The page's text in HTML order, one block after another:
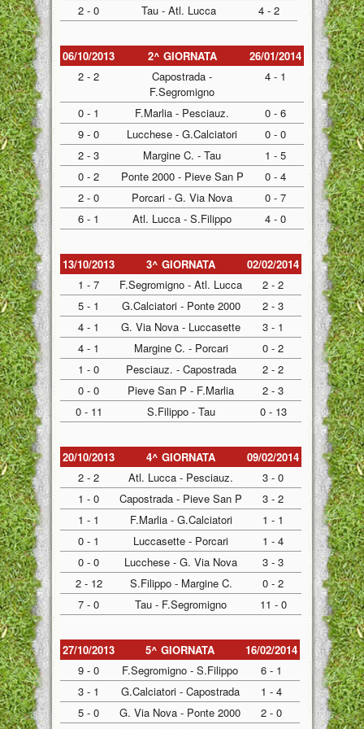
2 - 0
Tau - Atl. Lucca 4 - 2
06/10/2013 2^ GIORNATA
26/01/2014
2 - 2
Capostrada -
F.Segromigno
4 - 1
0 - 1 F.Marlia - Pesciauz.
0 - 6
9 - 0
Lucchese - G.Calciatori
0 - 0
2 - 3
Margine C. - Tau
1 - 5
0 - 2
Ponte 2000 - Pieve San P
0 - 4
2 - 0
Porcari - G. Via Nova
0 - 7
6 - 1
Atl. Lucca - S.Filippo 4 - 0
13/10/2013 3^ GIORNATA
02/02/2014
1 - 7
F.Segromigno - Atl. Lucca
2 - 2
5 - 1
G.Calciatori - Ponte 2000
2 - 3
4 - 1
G. Via Nova - Luccasette
3 - 1
4 - 1
Margine C. - Porcari
0 - 2
1 - 0
Pesciauz. - Capostrada
2 - 2
0 - 0
Pieve San P - F.Marlia
2 - 3
0 - 11
S.Filippo - Tau 0 - 13
20/10/2013 4^ GIORNATA
09/02/2014
2 - 2
Atl. Lucca - Pesciauz.
3 - 0
1 - 0
Capostrada - Pieve San P
3 - 2
1 - 1
F.Marlia - G.Calciatori
1 - 1
0 - 1
Luccasette - Porcari
1 - 4
0 - 0
Lucchese - G. Via Nova
3 - 3
2 - 12
S.Filippo - Margine C.
0 - 2
7 - 0
Tau - F.Segromigno 11 - 0
27/10/2013 5^ GIORNATA
16/02/2014
9 - 0
F.Segromigno - S.Filippo
6 - 1
3 - 1
G.Calciatori - Capostrada
1 - 4
5 - 0
G. Via Nova - Ponte 2000
2 - 0